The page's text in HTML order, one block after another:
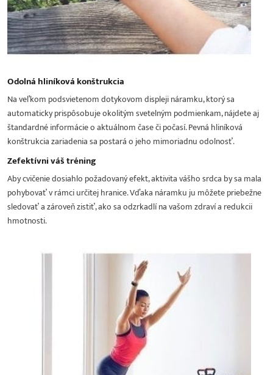
Odolná hliníková konštrukcia
Na veľkom podsvietenom dotykovom displeji náramku, ktorý sa
automaticky prispôsobuje okolitým svetelným podmienkam, nájdete aj
štandardné informácie o aktuálnom čase či počasí. Pevná hliníková
konštrukcia zariadenia sa postará o jeho mimoriadnu odolnosť.
Zefektívni váš tréning
Aby cvičenie dosiahlo požadovaný efekt, aktivita vášho srdca by sa mala
pohybovať v rámci určitej hranice. Vďaka náramku ju môžete priebežne
sledovať a zároveň zistiť, ako sa odzrkadlí na vašom zdraví a redukcii
hmotnosti.